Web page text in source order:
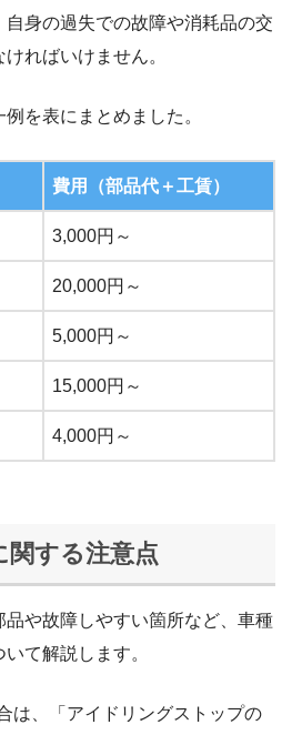
身の過失での故障や消耗品の交
ればいけません。
を表にまとめました。
費用（部品代＋工賃）
3,000円～
20,000円～
5,000円～
15,000円～
4,000円～
関する注意点
品や故障しやすい箇所など、車種
て解説します。
は、「アイドリングストップの